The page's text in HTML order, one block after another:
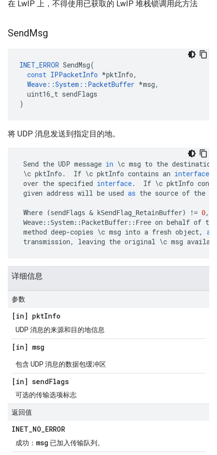
在 LwIP 上，不得使用已获取的 LwIP 堆栈锁调用此方法
SendMsg
INET_ERROR SendMsg(
const IPPacketInfo *pktInfo,
Weave ::System :: PacketBuffer *msg,
uint16_t sendFlags
)
将 UDP 消息发送到指定目的地。
Send the UDP message in \c msg to the destination
\c pktInfo . If \c pktInfo contains an interface
over the specified interface. If \c pktInfo
given address will be used as the source of the
Where (sendFlags & kSendFlag_RetainBuffer) != 0,
Weave:: System:: PacketBuffer:: Free on behalf of the
method deep-copies \c msg into a fresh object,
transmission, leaving the original \c msg
详细信息
参数
[in] pktInfo
UDP 消息的来源和目的地信息
[in] msg
包含 UDP 消息的数据包缓冲区
[in] sendFlags
可选的传输选项标志
返回值
INET_NO_ERROR
成功： msg 已加入传输队列。